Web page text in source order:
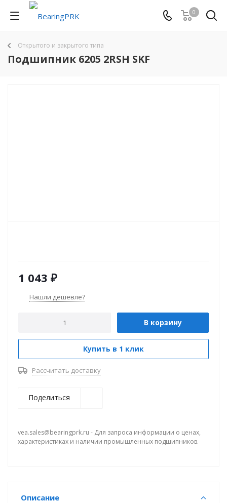
0
Открытого и закрытого типа
Подшипник 6205 2RSH SKF
1 043 ₽
Нашли дешевле?
В корзину
Купить в 1 клик
Рассчитать доставку
Поделиться
vea.sales@bearingprk.ru - Для запроса информации о ценах,
характеристиках и наличии промышленных подшипников.
Описание